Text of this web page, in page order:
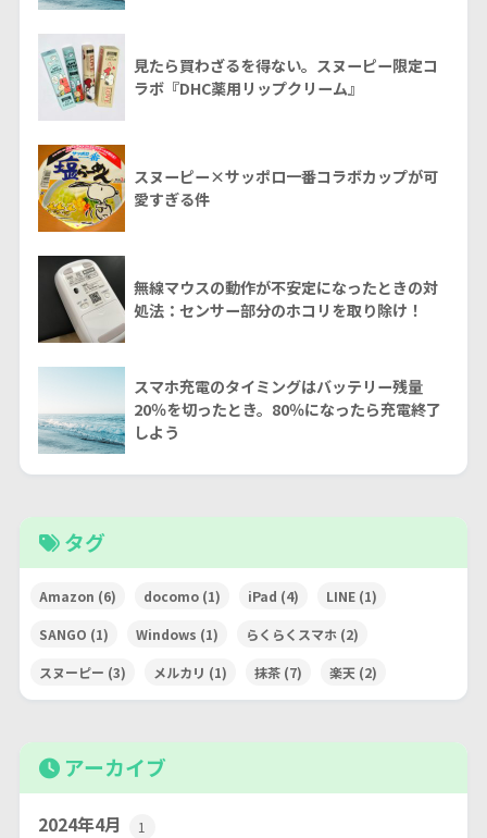
見たら買わざるを得ない。スヌーピー限定コ
ラボ『DHC薬用リップクリーム』
スヌーピー×サッポロ一番コラボカップが可
愛すぎる件
無線マウスの動作が不安定になったときの対
処法：センサー部分のホコリを取り除け！
スマホ充電のタイミングはバッテリー残量
20％を切ったとき。80％になったら充電終了
しよう
タグ
Amazon (6) docomo(1) iPad (4) LINE(1)
SANGO (1) Windows (1) らくらくスマホ(2)
スヌーピー (3) メルカリ (1) 抹茶(7) 楽天(2)
アーカイブ
2024年4月 1